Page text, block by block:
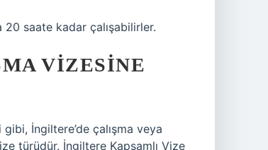
saate kadar çalışabilirler.
VIZESINE
İngiltere’de çalışma veya
türüdür. İngiltere Kapsamlı Vize